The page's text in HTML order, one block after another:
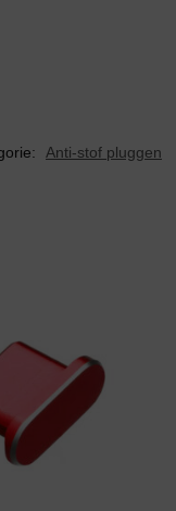
Anti-stof pluggen